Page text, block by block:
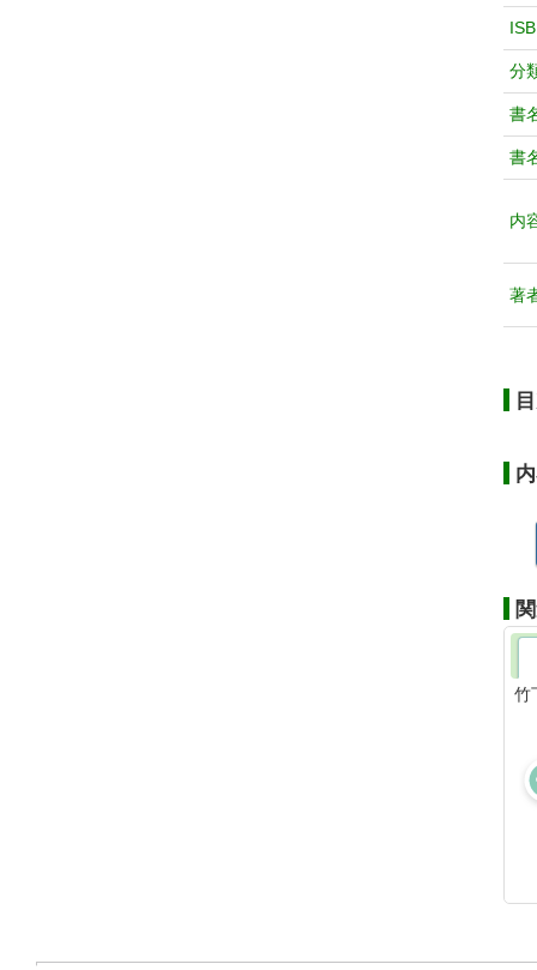
分
書
書
内
著
竹